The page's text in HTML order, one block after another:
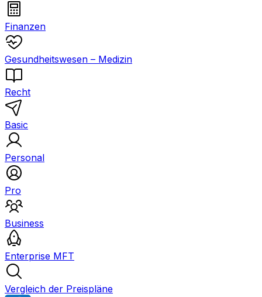
Finanzen
Gesundheitswesen – Medizin
Recht
Basic
Personal
Pro
Business
Enterprise MFT
Vergleich der Preispläne